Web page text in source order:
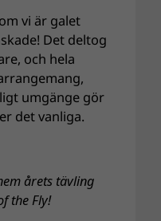
vi är galet
Det deltog
och hela
umgänge gör
det vanliga.
årets tävling
the Fly!